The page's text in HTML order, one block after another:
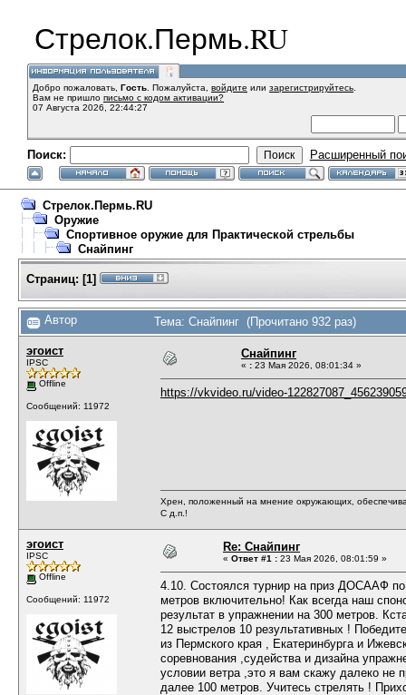
Стрелок.Пермь.RU
Добро пожаловать, Гость . Пожалуйста, войдите или зарегистрируйтесь
Вам не пришло письмо с кодом активации?
07 Августа 2026, 22:44:27
Поиск: Расширенный
Стрелок.Пермь.RU
Оружие
Спортивное оружие для Практической стрельбы
Снайпинг
Страниц: [1]
Автор Тема: Снайпинг (Прочитано 932 раз)
эгоист
IPSC
Offline
Сообщений: 11972
Снайпинг
« : 23 Мая 2026, 08:01:34 »
https://vkvideo.ru/video-
Хрен, положенный на мнение окружающих,
С д.п.!
эгоист
IPSC
Offline
Сообщений: 11972
Re: Снайпинг
« Ответ #1 : 23 Мая 2026, 08:01:59 »
4.10. Состоялся турнир на приз ДОСААФ по
метров включительно! Как всегда наш
результат в упражнении на 300 метров.
12 выстрелов 10 результативных !
из Пермского края , Екатеринбурга и
соревнования ,судейства и дизайна
условии ветра ,это я вам скажу далеко не
далее 100 метров. Учитесь стрелять !